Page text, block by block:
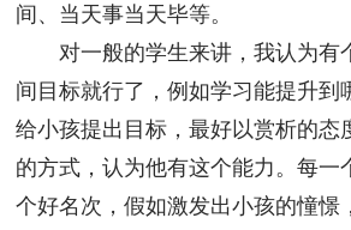
间、当天事当天毕等。
对一般的学生来讲，我认为有
间目标就行了，例如学习能提升到
给小孩提出目标，最好以赏析的态
的方式，认为他有这个能力。每一
个好名次，假如激发出小孩的憧憬